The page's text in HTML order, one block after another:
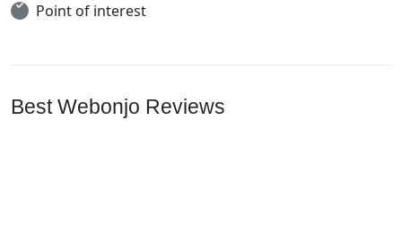
Point of interest
Best Webonjo Reviews